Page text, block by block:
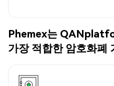
Phemex는
가장 적합한 암호화폐